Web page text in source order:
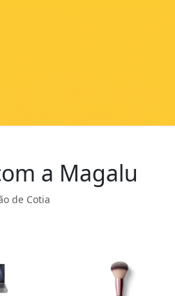
a Magalu
de Cotia